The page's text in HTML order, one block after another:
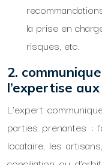
la prise en
risques, etc.
2.
l’expertise
L’expert
parties prenantes :
locataire, les